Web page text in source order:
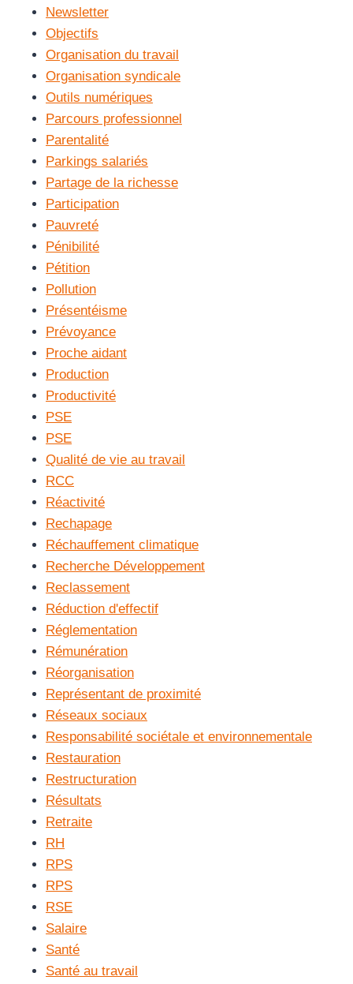
Newsletter
Objectifs
Organisation du travail
Organisation syndicale
Outils numériques
Parcours professionnel
Parentalité
Parkings salariés
Partage de la richesse
Participation
Pauvreté
Pénibilité
Pétition
Pollution
Présentéisme
Prévoyance
Proche aidant
Production
Productivité
PSE
PSE
Qualité de vie au travail
RCC
Réactivité
Rechapage
Réchauffement climatique
Recherche Développement
Reclassement
Réduction d'effectif
Réglementation
Rémunération
Réorganisation
Représentant de proximité
Réseaux sociaux
Responsabilité sociétale et environnementale
Restauration
Restructuration
Résultats
Retraite
RH
RPS
RPS
RSE
Salaire
Santé
Santé au travail